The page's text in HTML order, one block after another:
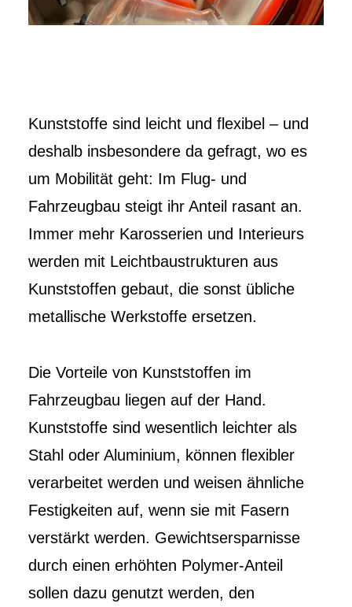
Kunststoffe sind leicht und flexibel – und
deshalb insbesondere da gefragt, wo es
um Mobilität geht: Im Flug- und
Fahrzeugbau steigt ihr Anteil rasant an.
Immer mehr Karosserien und Interieurs
werden mit Leichtbaustrukturen aus
Kunststoffen gebaut, die sonst übliche
metallische Werkstoffe ersetzen.
Die Vorteile von Kunststoffen im
Fahrzeugbau liegen auf der Hand.
Kunststoffe sind wesentlich leichter als
Stahl oder Aluminium, können flexibler
verarbeitet werden und weisen ähnliche
Festigkeiten auf, wenn sie mit Fasern
verstärkt werden. Gewichtsersparnisse
durch einen erhöhten Polymer-Anteil
sollen dazu genutzt werden, den